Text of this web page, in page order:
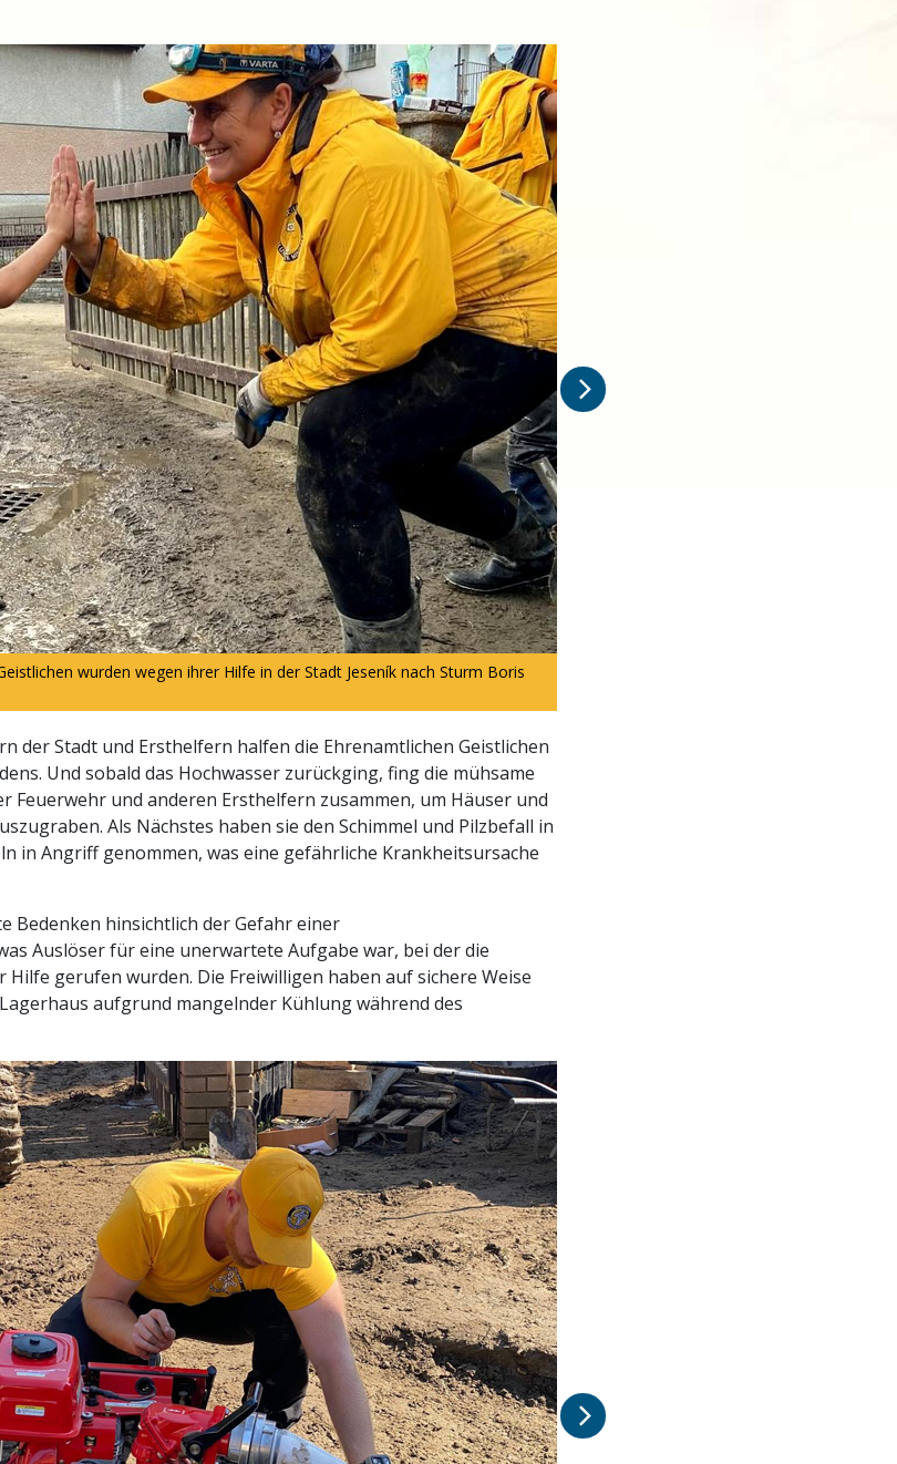
wurden wegen ihrer Hilfe in der Stadt Jeseník nach Sturm Boris
der Stadt und Ersthelfern halfen die Ehrenamtlichen Geistlichen
Und sobald das Hochwasser zurückging, fing die mühsame
Feuerwehr und anderen Ersthelfern zusammen, um Häuser und
Als Nächstes haben sie den Schimmel und Pilzbefall in
in Angriff genommen, was eine gefährliche Krankheitsursache
Bedenken hinsichtlich der Gefahr einer
Auslöser für eine unerwartete Aufgabe war, bei der die
Hilfe gerufen wurden. Die Freiwilligen haben auf sichere Weise
aufgrund mangelnder Kühlung während des